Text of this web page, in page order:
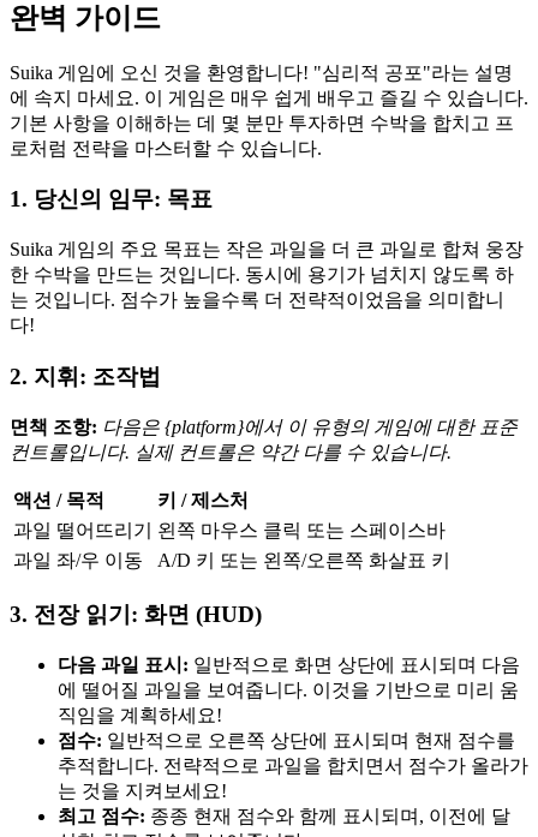
완벽 가이드
Suika 게임에 오신 것을 환영합니다! "심리적 공포"라는 설명
에 속지 마세요. 이 게임은 매우 쉽게 배우고 즐길 수 있습니다.
기본 사항을 이해하는 데 몇 분만 투자하면 수박을 합치고 프
로처럼 전략을 마스터할 수 있습니다.
1. 당신의 임무: 목표
Suika 게임의 주요 목표는 작은 과일을 더 큰 과일로 합쳐 웅장
한 수박을 만드는 것입니다. 동시에 용기가 넘치지 않도록 하
는 것입니다. 점수가 높을수록 더 전략적이었음을 의미합니
다!
2. 지휘: 조작법
면책 조항: 다음은 {platform}에서 이 유형의 게임에 대한 표준
컨트롤입니다. 실제 컨트롤은 약간 다를 수 있습니다.
액션 / 목적
키 / 제스처
과일 떨어뜨리기
왼쪽 마우스 클릭 또는 스페이스바
과일 좌/우 이동
A/D 키 또는 왼쪽/오른쪽 화살표 키
3. 전장 읽기: 화면 (HUD)
다음 과일 표시: 일반적으로 화면 상단에 표시되며 다음
에 떨어질 과일을 보여줍니다. 이것을 기반으로 미리 움
직임을 계획하세요!
점수: 일반적으로 오른쪽 상단에 표시되며 현재 점수를
추적합니다. 전략적으로 과일을 합치면서 점수가 올라가
는 것을 지켜보세요!
최고 점수: 종종 현재 점수와 함께 표시되며, 이전에 달